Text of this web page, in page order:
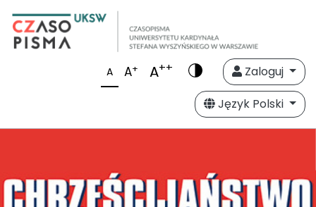
A A+ A++
Zaloguj
Język Polski